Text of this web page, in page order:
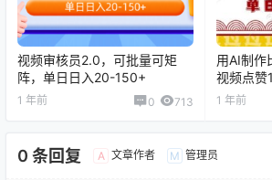
视频审核员2.0，可批量可矩
阵，单日日入20-150+
1 年前 0 713
用AI制作
视频点赞
1k【揭秘
1 年前
0 条回复 A 文章作者 M 管理员